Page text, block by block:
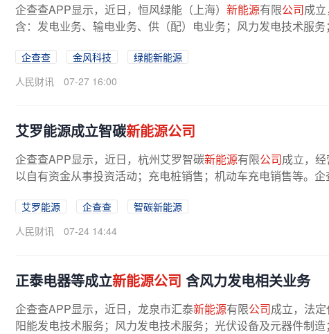
企查查APP显示，近日，恒风绿能（上海） 新能源有限公司成
含：发电业务、输电业务、供（配）电业务；风力发电技术服
企查查 金风科技
绿能新能源
人民财讯
07-27 16:00
艾罗能源成立智碳新能源公司
企查查APP显示，近日，杭州艾罗智碳新能源有限公司成立，
以自有资金从事投资活动；充电桩销售；机动车充电销售等。
艾罗能源 企查查
智碳新能源
人民财讯
07-24 14:44
正泰电器等成立新能源公司 含风力发电相关业务
企查查APP显示，近日，龙泉市汇泰新能源有限公司成立，法
阳能发电技术服务；风力发电技术服务；光伏设备及元器件制